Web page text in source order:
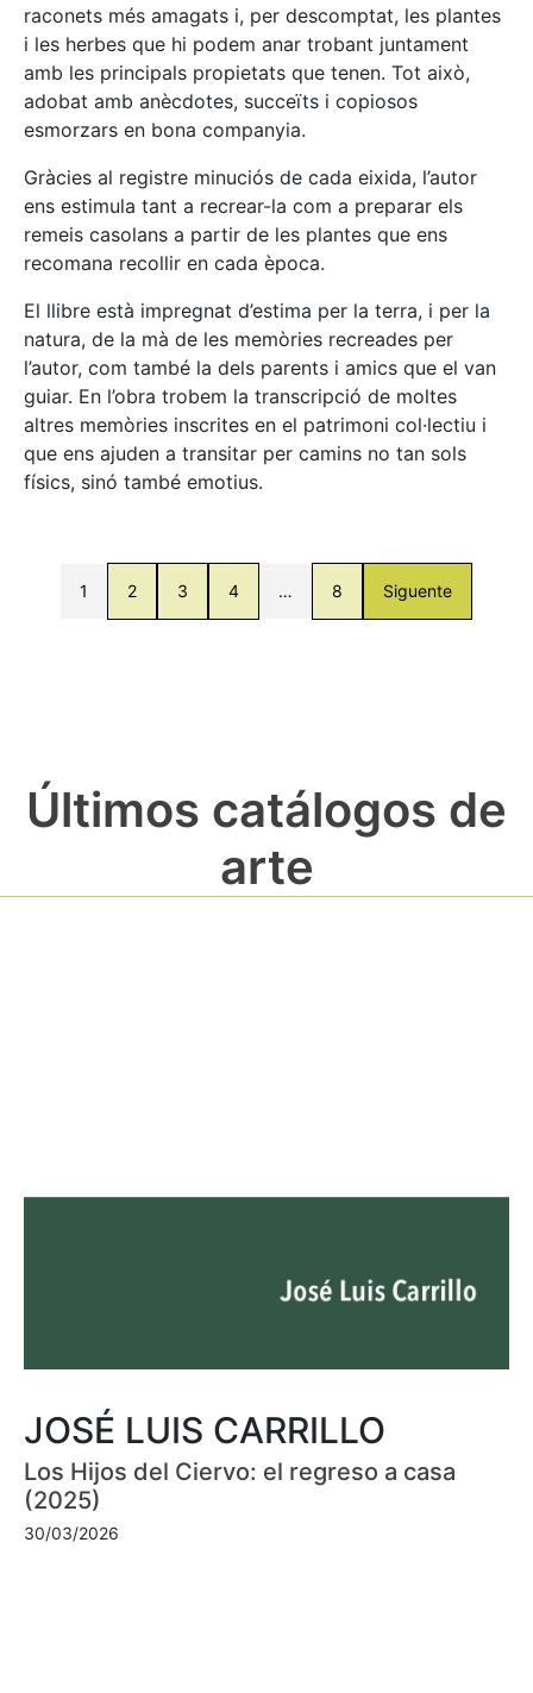
raconets més amagats i, per descomptat, les plantes
i les herbes que hi podem anar trobant juntament
amb les principals propietats que tenen. Tot això,
adobat amb anècdotes, succeïts i copiosos
esmorzars en bona companyia.
Gràcies al registre minuciós de cada eixida, l’autor
ens estimula tant a recrear-la com a preparar els
remeis casolans a partir de les plantes que ens
recomana recollir en cada època.
El llibre està impregnat d’estima per la terra, i per la
natura, de la mà de les memòries recreades per
l’autor, com també la dels parents i amics que el van
guiar. En l’obra trobem la transcripció de moltes
altres memòries inscrites en el patrimoni col·lectiu i
que ens ajuden a transitar per camins no tan sols
físics, sinó també emotius.
1 2 3 4 … 8 Siguente
Últimos catálogos de
arte
JOSÉ LUIS CARRILLO
Los Hijos del Ciervo: el regreso a casa
(2025)
30/03/2026